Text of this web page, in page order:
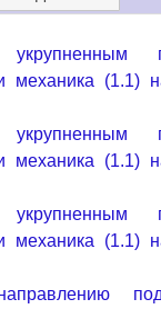
механика (1.1)
механика (1.1)
механика (1.1)